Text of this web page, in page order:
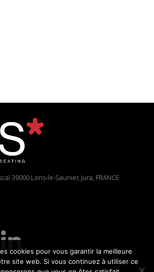
39000 Lons-le-Saunier, Jura, FRANCE
cookies pour vous garantir la meilleure
site web. Si vous continuez à utiliser ce